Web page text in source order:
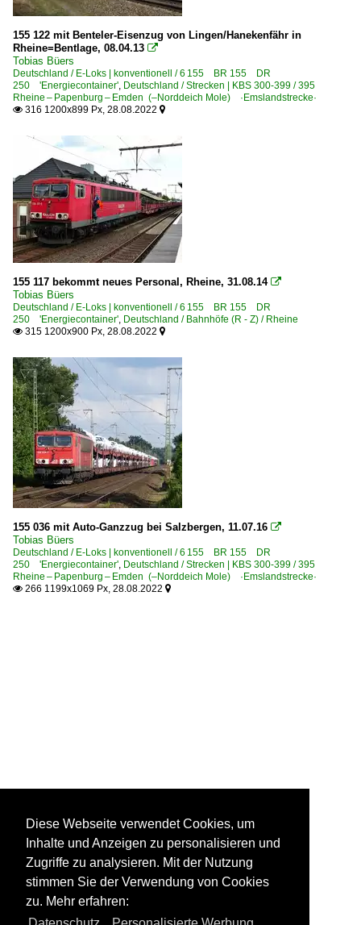
155 122 mit Benteler-Eisenzug von Lingen/Hanekenfähr in
Rheine=Bentlage, 08.04.13 
Tobias Büers
Deutschland / E-Loks | konventionell / 6 155 BR 155 DR
250 'Energiecontainer', Deutschland / Strecken | KBS 300-399 / 395
Rheine – Papenburg – Emden (–Norddeich Mole) ·Emslandstrecke·
 316 1200x899 Px, 28.08.2022 
155 117 bekommt neues Personal, Rheine, 31.08.14 
Tobias Büers
Deutschland / E-Loks | konventionell / 6 155 BR 155 DR
250 'Energiecontainer', Deutschland / Bahnhöfe (R - Z) / Rheine
 315 1200x900 Px, 28.08.2022 
155 036 mit Auto-Ganzzug bei Salzbergen, 11.07.16 
Tobias Büers
Deutschland / E-Loks | konventionell / 6 155 BR 155 DR
250 'Energiecontainer', Deutschland / Strecken | KBS 300-399 / 395
Rheine – Papenburg – Emden (–Norddeich Mole) ·Emslandstrecke·
 266 1199x1069 Px, 28.08.2022 
Diese Webseite verwendet Cookies, um
Inhalte und Anzeigen zu personalisieren und
Zugriffe zu analysieren. Mit der Nutzung
stimmen Sie der Verwendung von Cookies
zu. Mehr erfahren: